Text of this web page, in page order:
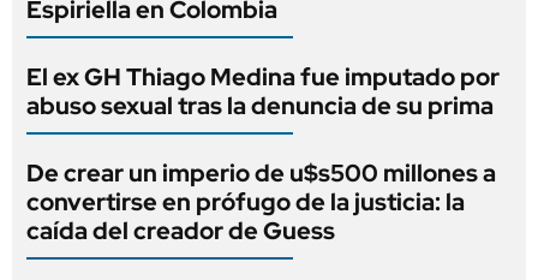
Espiriella en Colombia
El ex GH Thiago Medina fue imputado por
abuso sexual tras la denuncia de su prima
De crear un imperio de u$s500 millones a
convertirse en prófugo de la justicia: la
caída del creador de Guess